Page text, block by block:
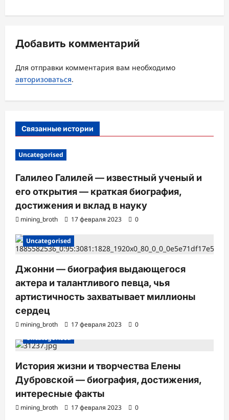
з
п
и
с
и
Добавить комментарий
Для отправки комментария вам необходимо
авторизоваться.
Связанные истории
Uncategorised
Галилео Галилей — известный ученый и
его открытия — краткая биография,
достижения и вклад в науку
mining_broth 17 февраля 2023 0
Uncategorised
Джонни — биография выдающегося
актера и талантливого певца, чья
артистичность захватывает миллионы
сердец
mining_broth 17 февраля 2023
0
Uncategorised
История жизни и творчества Елены
Дубровской — биография, достижения,
интересные факты
mining_broth 17 февраля 2023 0